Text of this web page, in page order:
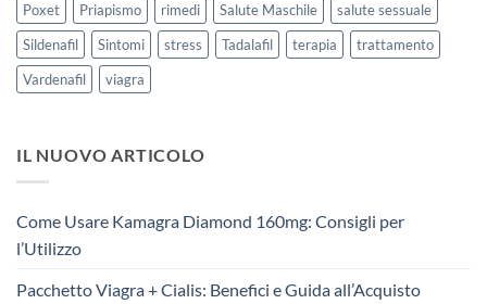
Poxet
Priapismo rimedi Salute Maschile
salute sessuale
Sildenafil
Sintomi stress Tadalafil terapia
trattamento
Vardenafil
viagra
IL NUOVO ARTICOLO
Come Usare Kamagra Diamond 160mg: Consigli per
l’Utilizzo
Pacchetto Viagra + Cialis: Benefici e Guida all’Acquisto